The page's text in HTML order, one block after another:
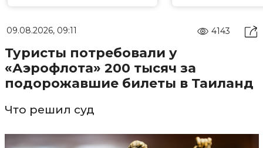
09.08.2026, 09:11 4143
Туристы потребовали у
«Аэрофлота» 200 тысяч за
подорожавшие билеты в Таиланд
Что решил суд